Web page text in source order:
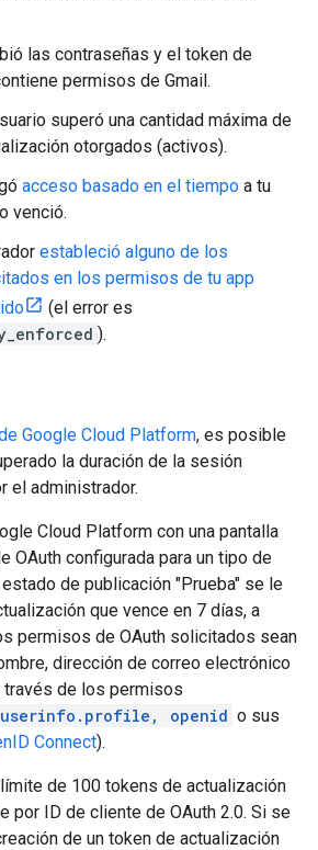
las contraseñas y el token de
permisos de Gmail.
superó una cantidad máxima de
otorgados (activos).
acceso basado en el tiempo a tu
venció.
estableció alguno de los
en los permisos de tu app
(el error es
).
Google Cloud Platform, es posible
la duración de la sesión
el administrador.
Cloud Platform con una pantalla
OAuth configurada para un tipo de
de publicación "Prueba" se le
que vence en 7 días, a
permisos de OAuth solicitados sean
dirección de correo electrónico
través de los permisos
openid o sus
Connect).
de 100 tokens de actualización
por ID de cliente de OAuth 2.0. Si se
de un token de actualización